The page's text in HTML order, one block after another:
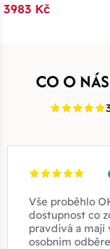
3983 Kč
CO O
Vše proběhlo
dostupnost co
pravdivá a mají
osobním